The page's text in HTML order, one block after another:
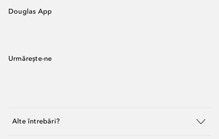
Douglas App
Urmărește-ne
Alte întrebări?